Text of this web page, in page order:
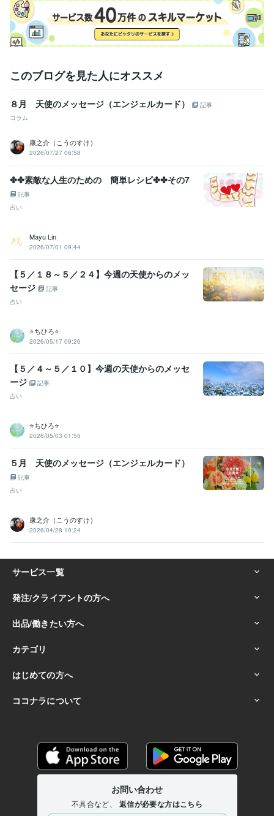
このブログを見た人にオススメ
８月 天使のメッセージ（エンジェルカード）
記事
コラム
康之介（こうのすけ）
2026/07/27 06:58
✤✤素敵な人生のための 簡単レシピ✤✤その7
記事
占い
Mayu Lin
2026/07/01 09:44
【５／１８～５／２４】今週の天使からのメッ
セージ
記事
占い
⭐️ちひろ⭐️
2026/05/17 09:26
【５／４～５／１０】今週の天使からのメッセ
ージ
記事
占い
⭐️ちひろ⭐️
2026/05/03 01:55
５月 天使のメッセージ（エンジェルカード）
記事
占い
康之介（こうのすけ）
2026/04/28 10:24